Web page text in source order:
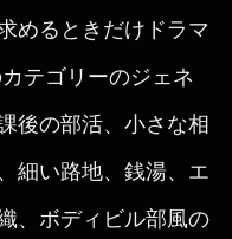
めるときだけドラマ
テゴリーのジェネ
後の部活、小さな相
細い路地、銭湯、エ
、ボディビル部風の